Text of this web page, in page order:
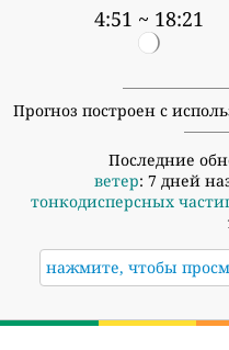
4:51 ~ 18:21
Прогноз построен с
Последние
ветер: 7 дней
тонкодисперсных
нажмите, чтобы